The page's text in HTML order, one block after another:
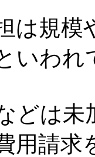
は規模
いわれ
どは未
請求